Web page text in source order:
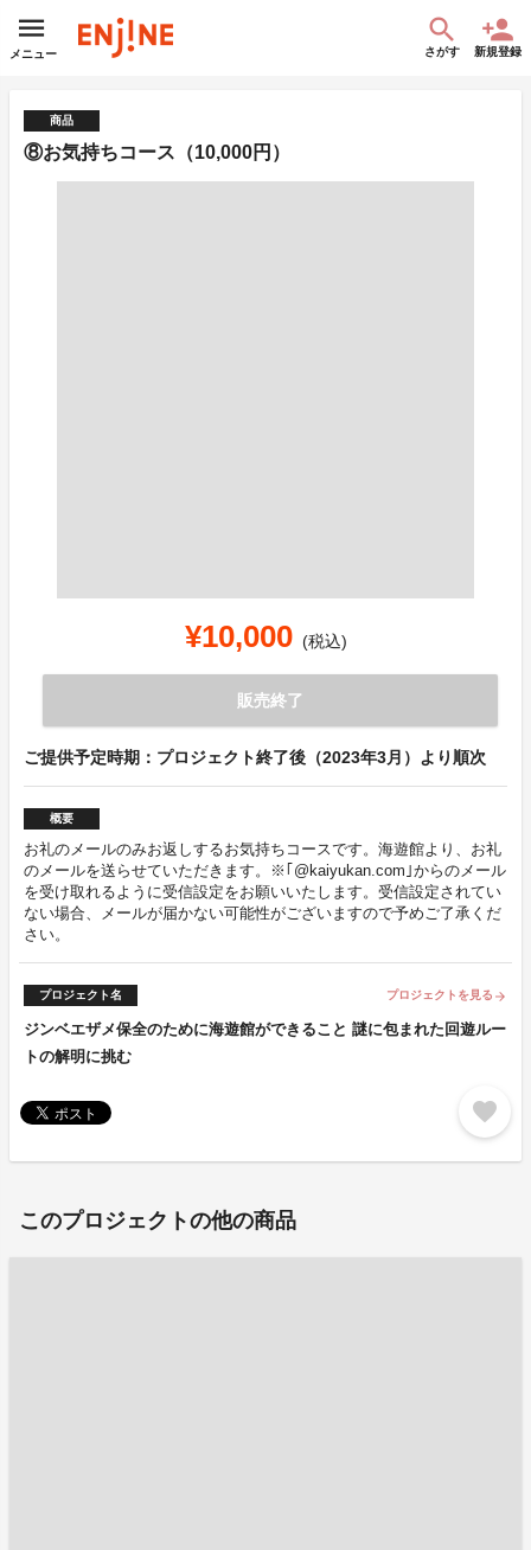
メニュー さがす 新規登録
商品
⑧お気持ちコース（10,000円）
¥10,000 (税込)
販売終了
ご提供予定時期：プロジェクト終了後（2023年3月）より順次
概要
お礼のメールのみお返しするお気持ちコースです。海遊館より、お礼
のメールを送らせていただきます。※｢@kaiyukan.com｣からのメール
を受け取れるように受信設定をお願いいたします。受信設定されてい
ない場合、メールが届かない可能性がございますので予めご了承くだ
さい。
プロジェクト名 プロジェクトを見る arrow_forward
ジンベエザメ保全のために海遊館ができること 謎に包まれた回遊ルー
トの解明に挑む
favorite
このプロジェクトの他の商品